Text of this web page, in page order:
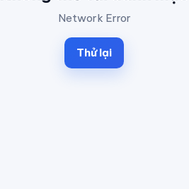
Network Error
Thử lại